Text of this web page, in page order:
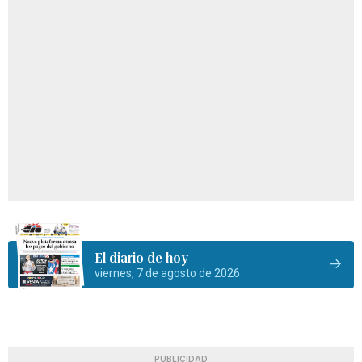
El diario de hoy
viernes, 7 de agosto de 2026
PUBLICIDAD